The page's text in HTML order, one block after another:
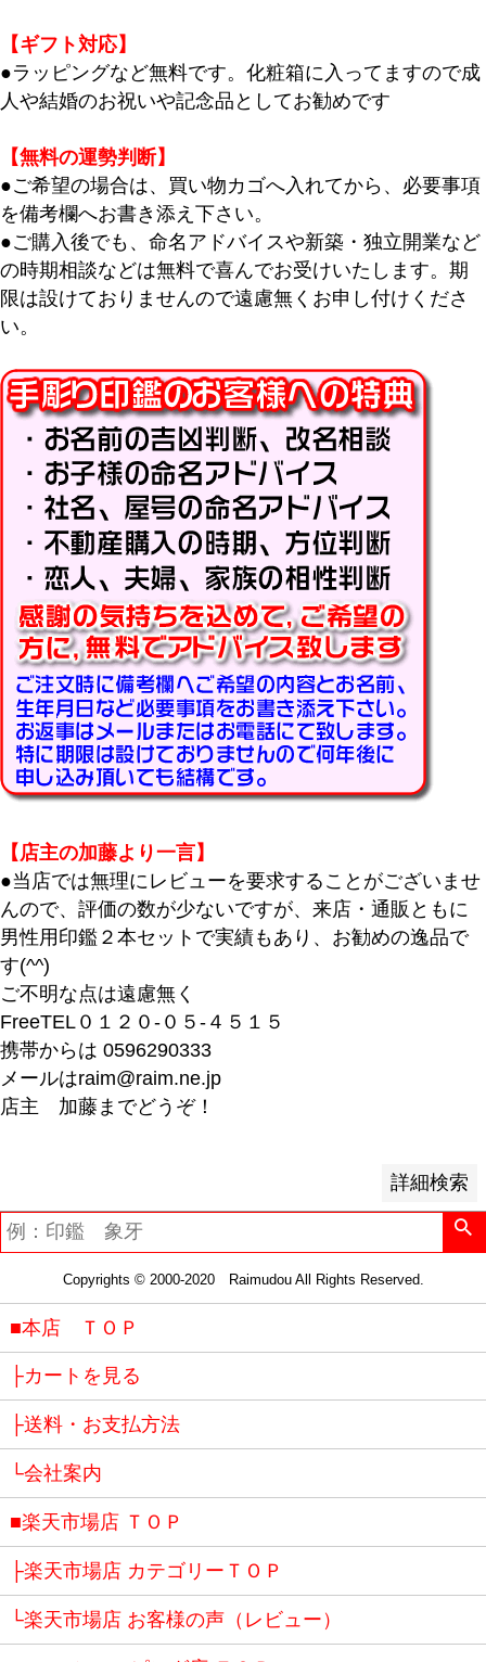
【ギフト対応】
●ラッピングなど無料です。化粧箱に入ってますので成
人や結婚のお祝いや記念品としてお勧めです
【無料の運勢判断】
●ご希望の場合は、買い物カゴへ入れてから、必要事項
を備考欄へお書き添え下さい。
●ご購入後でも、命名アドバイスや新築・独立開業など
の時期相談などは無料で喜んでお受けいたします。期
限は設けておりませんので遠慮無くお申し付けくださ
い。
【店主の加藤より一言】
●当店では無理にレビューを要求することがございませ
んので、評価の数が少ないですが、来店・通販ともに
男性用印鑑２本セットで実績もあり、お勧めの逸品で
す(^^)
ご不明な点は遠慮無く
FreeTEL０１２０-０５-４５１５
携帯からは 0596290333
メールはraim@raim.ne.jp
店主 加藤までどうぞ！
詳細検索
キーワード
価格
商品タグ
セール
限定
再入荷
翌日発送
在庫なし商品
在庫なし商品を表示しない
商品番号/JANコード
バンドル販売
予約商品のみを表示
並び順
新着順
登録順
価格が安い順
価格が高い順
優先度順
レビュー順
キーワードヒット順
Copyrights © 2000-2020 Raimudou All Rights Reserved.
■本店 ＴＯＰ
├カートを見る
├送料・お支払方法
└会社案内
■楽天市場店 ＴＯＰ
├楽天市場店 カテゴリーＴＯＰ
└楽天市場店 お客様の声（レビュー）